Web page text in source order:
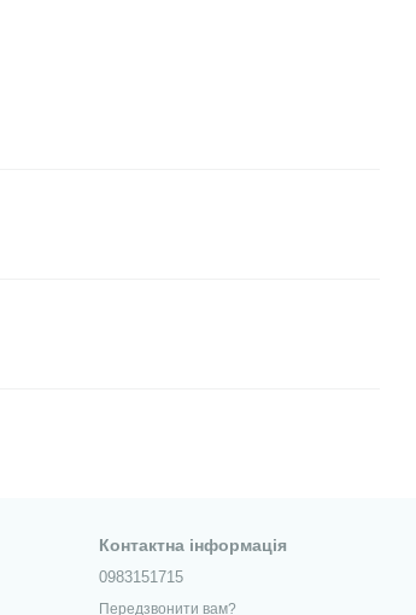
Контактна інформація
0983151715
Передзвонити вам?